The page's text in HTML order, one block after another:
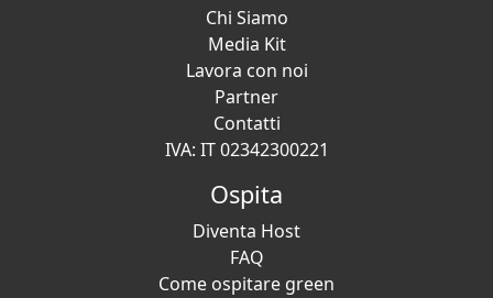
Chi Siamo
Media Kit
Lavora con noi
Partner
Contatti
IVA: IT 02342300221
Ospita
Diventa Host
FAQ
Come ospitare green